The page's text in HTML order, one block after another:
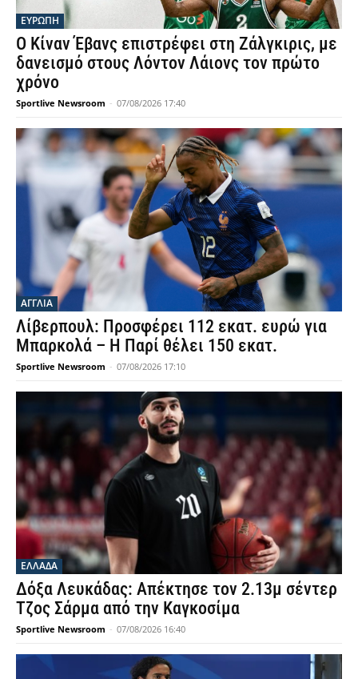
ΕΥΡΩΠΗ
Ο Κίναν Έβανς επιστρέφει στη Ζάλγκιρις, με
δανεισμό στους Λόντον Λάιονς τον πρώτο
χρόνο
Sportlive Newsroom - 07/08/2026 17:40
ΑΓΓΛΙΑ
Λίβερπουλ: Προσφέρει 112 εκατ. ευρώ για
Μπαρκολά – Η Παρί θέλει 150 εκατ.
Sportlive Newsroom - 07/08/2026 17:10
ΕΛΛΑΔΑ
Δόξα Λευκάδας: Απέκτησε τον 2.13μ σέντερ
Τζος Σάρμα από την Καγκοσίμα
Sportlive Newsroom - 07/08/2026 16:40